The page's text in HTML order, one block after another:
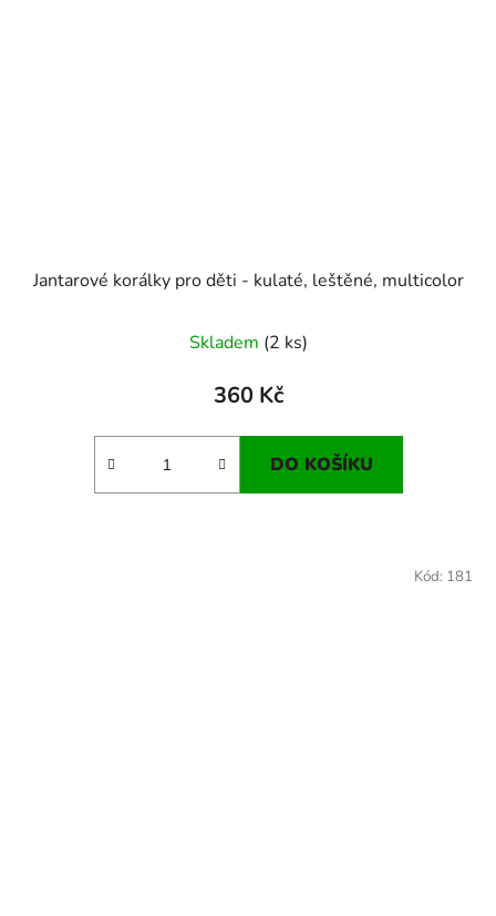
Jantarové korálky pro děti - kulaté, leštěné, multicolor
Skladem (2 ks)
360 Kč
DO KOŠÍKU
Kód: 181